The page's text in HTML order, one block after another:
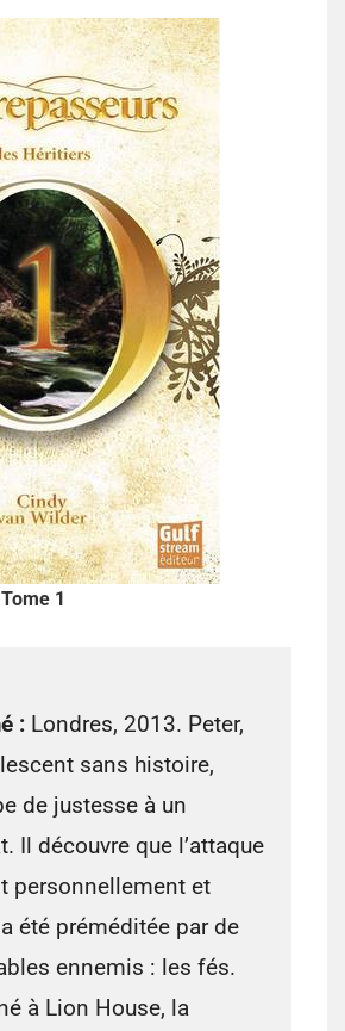
1
: Londres, 2013. Peter,
sans histoire,
de justesse à un
Il découvre que l’attaque
personnellement et
a été préméditée par de
ennemis : les fés.
à Lion House, la